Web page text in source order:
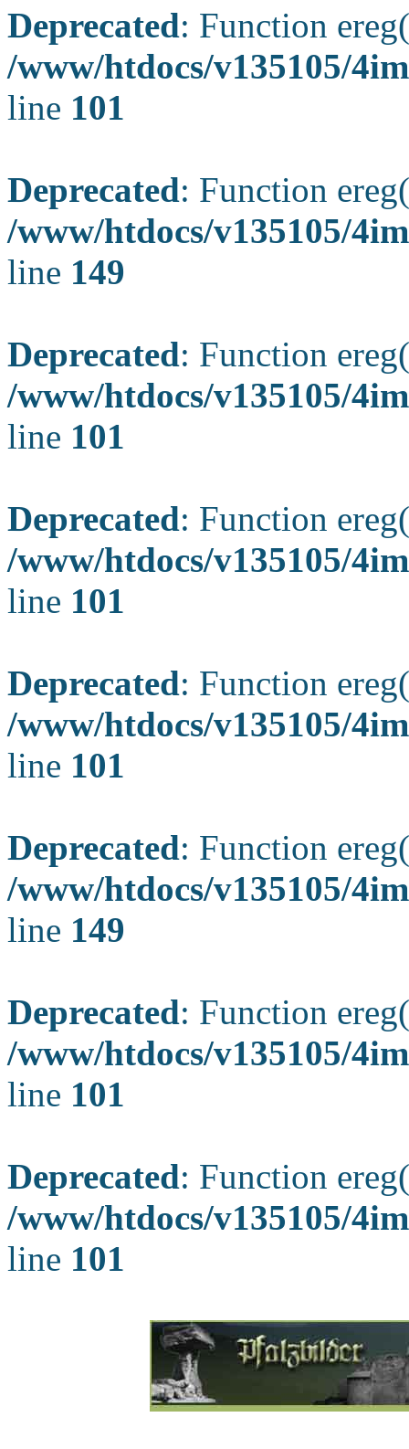
Deprecated: Function
/www/htdocs/v135105/
line 101
Deprecated: Function
/www/htdocs/v135105/
line 149
Deprecated: Function
/www/htdocs/v135105/
line 101
Deprecated: Function
/www/htdocs/v135105/
line 101
Deprecated: Function
/www/htdocs/v135105/
line 101
Deprecated: Function
/www/htdocs/v135105/
line 149
Deprecated: Function
/www/htdocs/v135105/
line 101
Deprecated: Function
/www/htdocs/v135105/
line 101